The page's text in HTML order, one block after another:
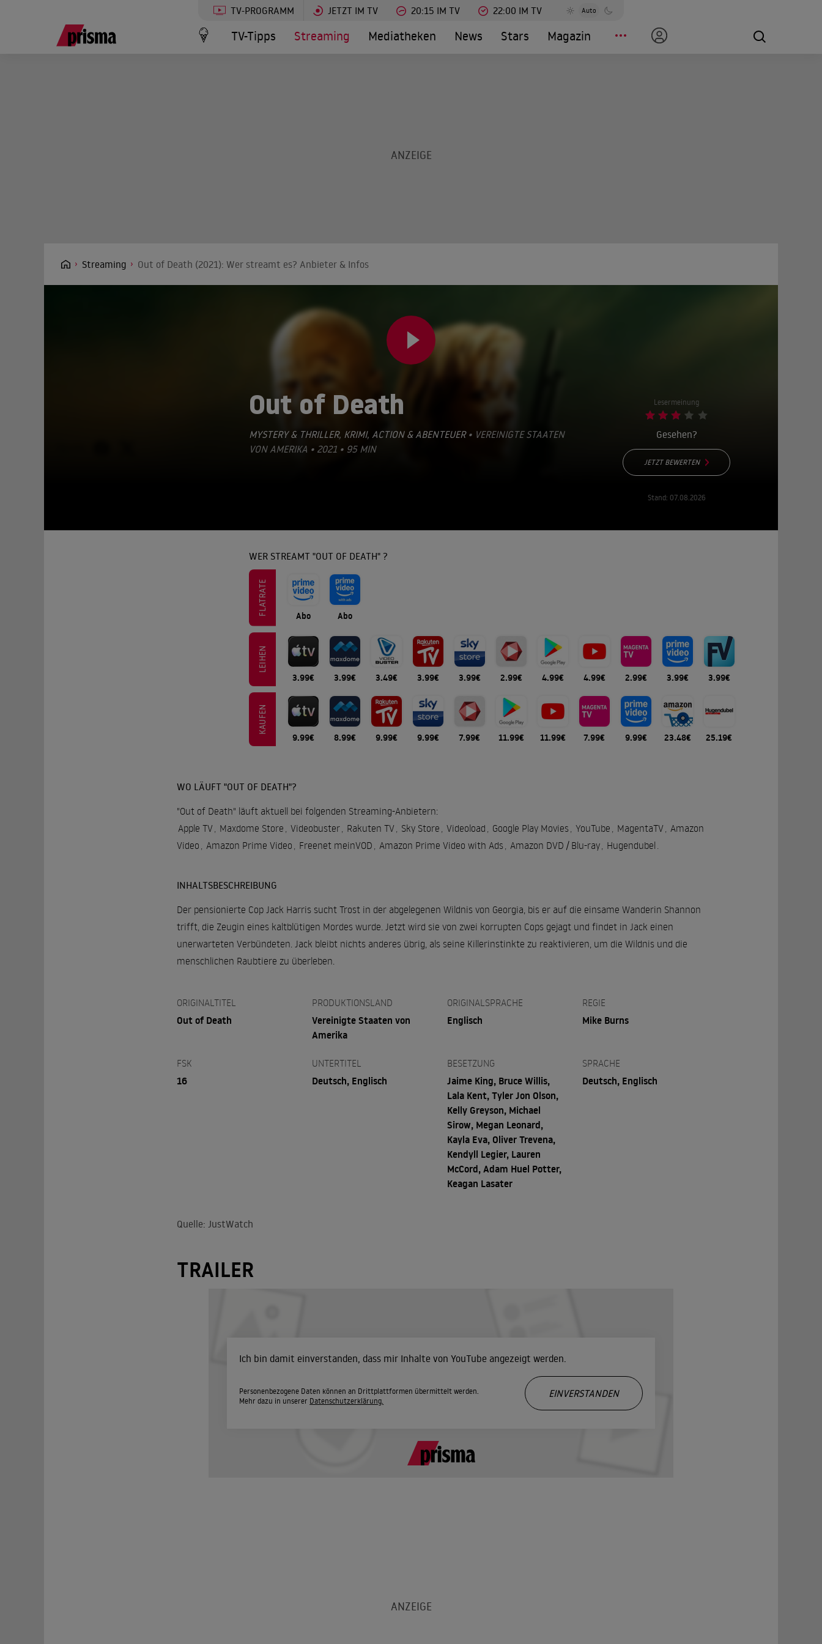
TV-PROGRAMM JETZT IM TV 20:15 IM TV 22:00 IM TV Auto
TV-Tipps Streaming Mediatheken News Stars Magazin
Streaming Out of Death (2021): Wer streamt es? Anbieter & Infos
Out of Death
MYSTERY & THRILLER, KRIMI, ACTION & ABENTEUER• VEREINIGTE STAATEN
VON AMERIKA • 2021 • 95 MIN
Lesermeinung
Gesehen?
JETZT BEWERTEN
Stand: 07.08.2026
WER STREAMT "OUT OF DEATH" ?
FLATRATE Abo Abo
LEIHEN
3.99€ 3.99€ 3.49€ 3.99€ 3.99€ 2.99€ 4.99€ 4.99€ 2.99€ 3.99€ 3.99€
KAUFEN
9.99€ 8.99€ 9.99€ 9.99€ 7.99€ 11.99€ 11.99€ 7.99€ 9.99€ 23.48€ 25.19€
WO LÄUFT "OUT OF DEATH"?
"Out of Death" läuft aktuell bei folgenden Streaming-Anbietern:
Apple TV
Maxdome Store Videobuster Rakuten TV Sky Store Videoload Google Play Movies YouTube MagentaTV
Amazon
Video
Amazon Prime Video Freenet meinVOD Amazon Prime Video with Ads Amazon DVD / Blu-ray Hugendubel
INHALTSBESCHREIBUNG
Der pensionierte Cop Jack Harris sucht Trost in der abgelegenen Wildnis von Georgia, bis er auf die einsame Wanderin Shannon
trifft, die Zeugin eines kaltblütigen Mordes wurde. Jetzt wird sie von zwei korrupten Cops gejagt und findet in Jack einen
unerwarteten Verbündeten. Jack bleibt nichts anderes übrig, als seine Killerinstinkte zu reaktivieren, um die Wildnis und die
menschlichen Raubtiere zu überleben.
ORIGINALTITEL
Out of Death
PRODUKTIONSLAND
Vereinigte Staaten von
Amerika
ORIGINALSPRACHE
Englisch
REGIE
Mike Burns
FSK
16
UNTERTITEL
Deutsch, Englisch
BESETZUNG
Jaime King, Bruce Willis,
Lala Kent, Tyler Jon Olson,
Kelly Greyson, Michael
Sirow, Megan Leonard,
Kayla Eva, Oliver Trevena,
Kendyll Legier, Lauren
McCord, Adam Huel Potter,
Keagan Lasater
SPRACHE
Deutsch, Englisch
Quelle: JustWatch
TRAILER
Ich bin damit einverstanden, dass mir Inhalte von YouTube angezeigt werden.
Personenbezogene Daten können an Drittplattformen übermittelt werden.
Mehr dazu in unserer Datenschutzerklärung.
EINVERSTANDEN